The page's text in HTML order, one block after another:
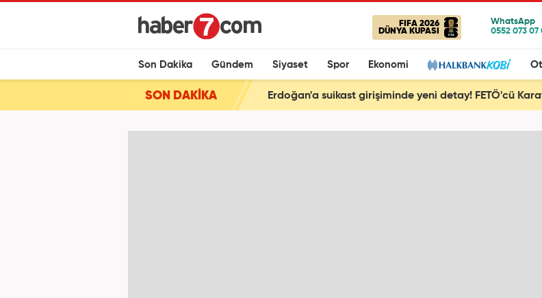
FIFA 2026
DÜNYA KUPASI
Son Dakika Gündem Siyaset Spor Ekonomi
SON DAKİKA Erdoğan'a suikast girişiminde yeni detay! FETÖ'cü